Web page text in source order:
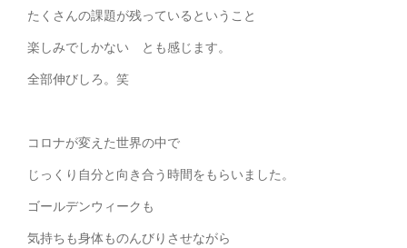
たくさんの課題が残っているということ
楽しみでしかない とも感じます。
全部伸びしろ。笑
コロナが変えた世界の中で
じっくり自分と向き合う時間をもらいました。
ゴールデンウィークも
気持ちも身体ものんびりさせながら